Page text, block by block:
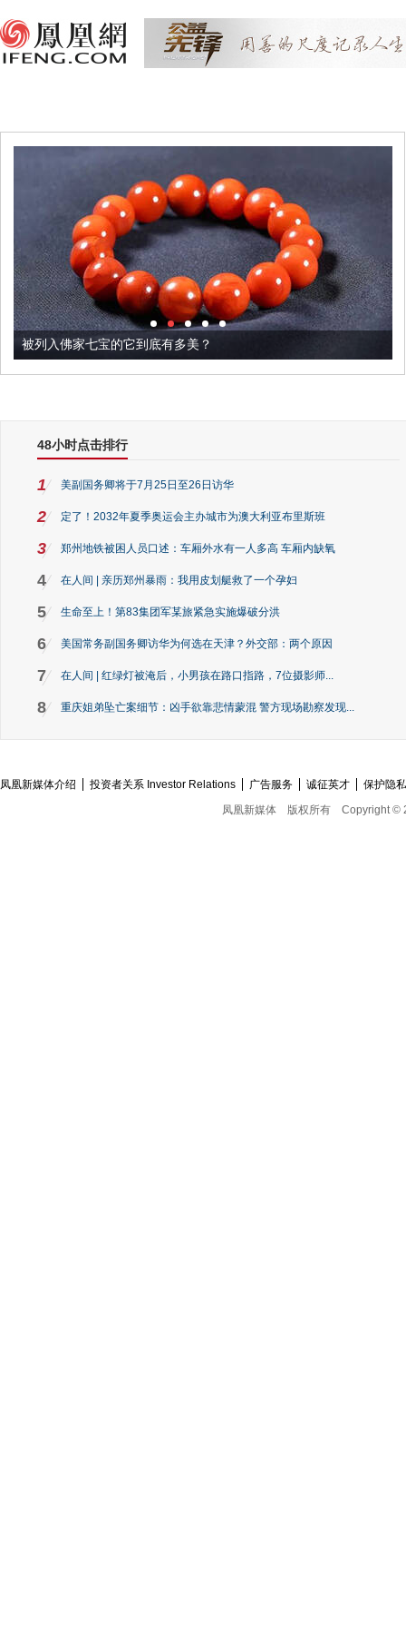
被列入佛家七宝的它到底有多美？
48小时点击排行
1 美副国务卿将于7月25日至26日访华
2 定了！2032年夏季奥运会主办城市为澳大利亚布里斯班
3 郑州地铁被困人员口述：车厢外水有一人多高 车厢内缺氧
4 在人间 | 亲历郑州暴雨：我用皮划艇救了一个孕妇
5 生命至上！第83集团军某旅紧急实施爆破分洪
6 美国常务副国务卿访华为何选在天津？外交部：两个原因
7 在人间 | 红绿灯被淹后，小男孩在路口指路，7位摄影师...
8 重庆姐弟坠亡案细节：凶手欲靠悲情蒙混 警方现场勘察发现...
凤凰新媒体介绍 投资者关系 Investor Relations 广告服务 诚征英才
保护隐
凤凰新媒体
版权所有 Copyright ©